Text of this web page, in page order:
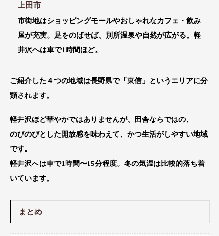
上田市
市街地はショッピングモールやおしゃれなカフェ・飲み
屋が充実。足をのばせば、別所温泉や自然が広がる。軽
井沢へは車で1時間ほど。
ご紹介した４つの地域は長野県で「東信」というエリアに分
類されます。
軽井沢ほど華やかではありませんが、田舎ならではの、
のびのびとした開放感を味わえて、かつ生活がしやすい地域
です。
軽井沢へは車で1時間〜15分程度。冬の気温は比較的落ち着
いています。
まとめ